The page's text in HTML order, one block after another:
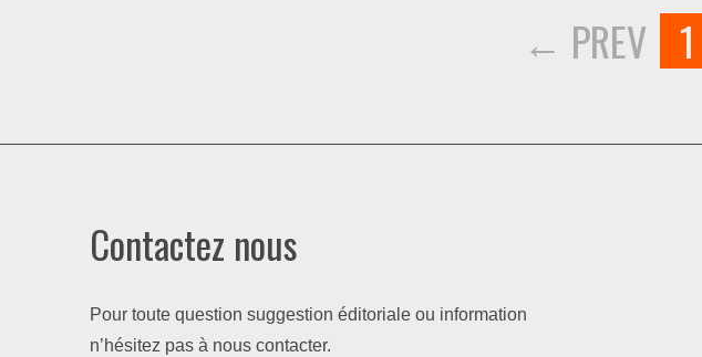
1
Contactez nous
Pour toute question suggestion éditoriale ou information
n’hésitez pas à nous contacter.